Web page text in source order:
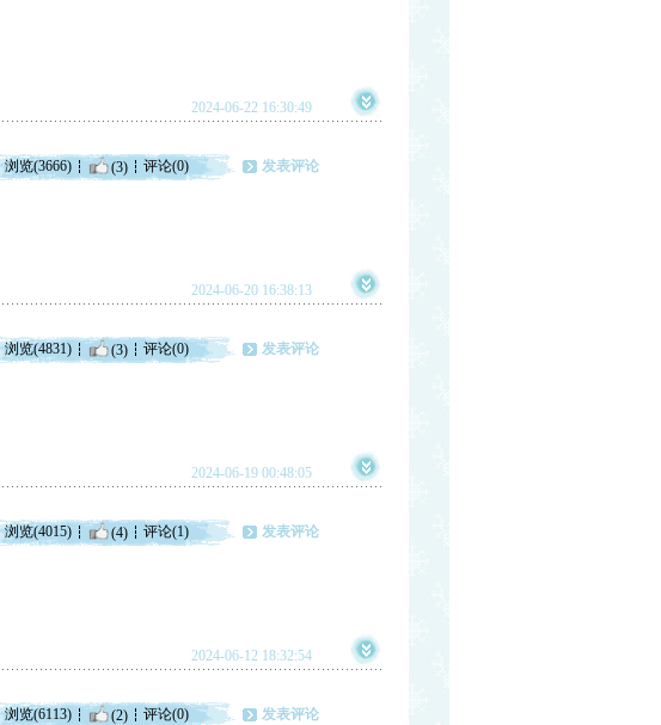
2024-06-22 16:30:49
浏览(3666) (3) 评论(0) 发表评论
2024-06-20 16:38:13
浏览(4831) (3) 评论(0) 发表评论
2024-06-19 00:48:05
浏览(4015) (4) 评论(1) 发表评论
2024-06-12 18:32:54
浏览(6113) (2) 评论(0) 发表评论